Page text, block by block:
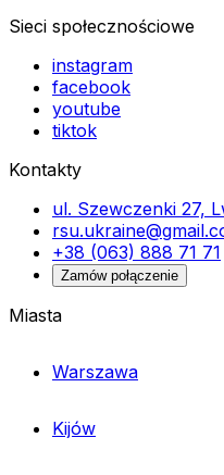
Sieci społecznościowe
instagram
facebook
youtube
tiktok
Kontakty
ul. Szewczenki 27,
+38 (063) 888 71 71
Zamów połączenie
Miasta
Warszawa
Kijów